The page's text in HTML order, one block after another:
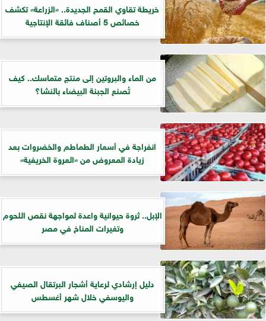
خريطة تقاوي القمح الجديدة.. «الزراعة» تكشف
خصائص 5 أصناف فائقة الإنتاجية
من الماء والبروتين إلى منتج متماسك.. كيف
تُصنع الجبنة البيضاء بالنشا؟
انفراجة في أسعار الطماطم والخضروات بعد
زيادة المعروض من «العروة الخريفية»
الإبل.. ثروة حيوانية واعدة لمواجهة نقص اللحوم
وتغيرات المناخ في مصر
دليل إرشادي لرعاية أشجار البرتقال الصيفي
واليوسفي خلال شهر أغسطس